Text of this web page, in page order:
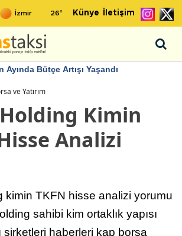
26° Künye İletişim
artan momentum devam ediyor
ve Yatırım
Kimin
Analizi
kimin TKFN hisse analizi yorumu
sahibi kim ortaklık yapısı
şirketleri haberleri kap borsa